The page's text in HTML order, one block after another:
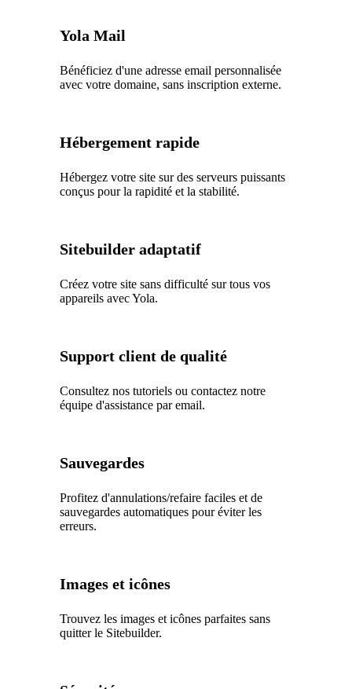
Yola Mail
Bénéficiez d'une adresse email personnalisée
avec votre domaine, sans inscription externe.
Hébergement rapide
Hébergez votre site sur des serveurs puissants
conçus pour la rapidité et la stabilité.
Sitebuilder adaptatif
Créez votre site sans difficulté sur tous vos
appareils avec Yola.
Support client de qualité
Consultez nos tutoriels ou contactez notre
équipe d'assistance par email.
Sauvegardes
Profitez d'annulations/refaire faciles et de
sauvegardes automatiques pour éviter les
erreurs.
Images et icônes
Trouvez les images et icônes parfaites sans
quitter le Sitebuilder.